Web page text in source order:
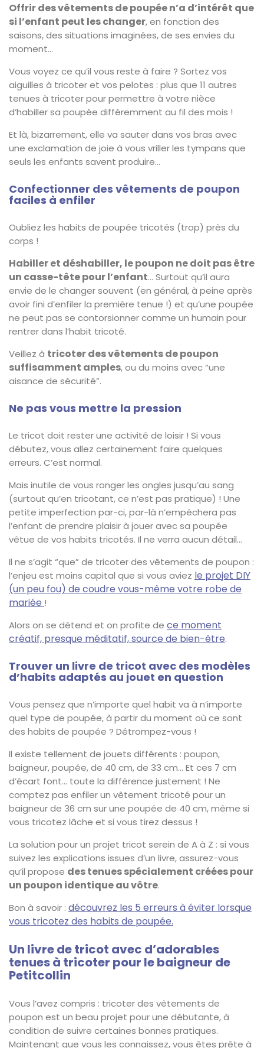
Offrir des vêtements de poupée n’a d’intérêt que
si l’enfant peut les changer, en fonction des
saisons, des situations imaginées, de ses envies du
moment…
Vous voyez ce qu’il vous reste à faire ? Sortez vos
aiguilles à tricoter et vos pelotes : plus que 11 autres
tenues à tricoter pour permettre à votre nièce
d’habiller sa poupée différemment au fil des mois !
Et là, bizarrement, elle va sauter dans vos bras avec
une exclamation de joie à vous vriller les tympans que
seuls les enfants savent produire…
Confectionner des vêtements de poupon
faciles à enfiler
Oubliez les habits de poupée tricotés (trop) près du
corps !
Habiller et déshabiller, le poupon ne doit pas être
un casse-tête pour l’enfant… Surtout qu’il aura
envie de le changer souvent (en général, à peine après
avoir fini d’enfiler la première tenue !) et qu’une poupée
ne peut pas se contorsionner comme un humain pour
rentrer dans l’habit tricoté.
Veillez à tricoter des vêtements de poupon
suffisamment amples, ou du moins avec “une
aisance de sécurité”.
Ne pas vous mettre la pression
Le tricot doit rester une activité de loisir ! Si vous
débutez, vous allez certainement faire quelques
erreurs. C’est normal.
Mais inutile de vous ronger les ongles jusqu’au sang
(surtout qu’en tricotant, ce n’est pas pratique) ! Une
petite imperfection par-ci, par-là n’empêchera pas
l’enfant de prendre plaisir à jouer avec sa poupée
vêtue de vos habits tricotés. Il ne verra aucun détail…
Il ne s’agit “que” de tricoter des vêtements de poupon :
l’enjeu est moins capital que si vous aviez le projet DIY
(un peu fou) de coudre vous-même votre robe de
mariée !
Alors on se détend et on profite de ce moment
créatif, presque méditatif, source de bien-être.
Trouver un livre de tricot avec des modèles
d’habits adaptés au jouet en question
Vous pensez que n’importe quel habit va à n’importe
quel type de poupée, à partir du moment où ce sont
des habits de poupée ? Détrompez-vous !
Il existe tellement de jouets différents : poupon,
baigneur, poupée, de 40 cm, de 33 cm… Et ces 7 cm
d’écart font… toute la différence justement ! Ne
comptez pas enfiler un vêtement tricoté pour un
baigneur de 36 cm sur une poupée de 40 cm, même si
vous tricotez lâche et si vous tirez dessus !
La solution pour un projet tricot serein de A à Z : si vous
suivez les explications issues d’un livre, assurez-vous
qu’il propose des tenues spécialement créées pour
un poupon identique au vôtre.
Bon à savoir : découvrez les 5 erreurs à éviter lorsque
vous tricotez des habits de poupée.
Un livre de tricot avec d’adorables
tenues à tricoter pour le baigneur de
Petitcollin
Vous l’avez compris : tricoter des vêtements de
poupon est un beau projet pour une débutante, à
condition de suivre certaines bonnes pratiques.
Maintenant que vous les connaissez, vous êtes prête à